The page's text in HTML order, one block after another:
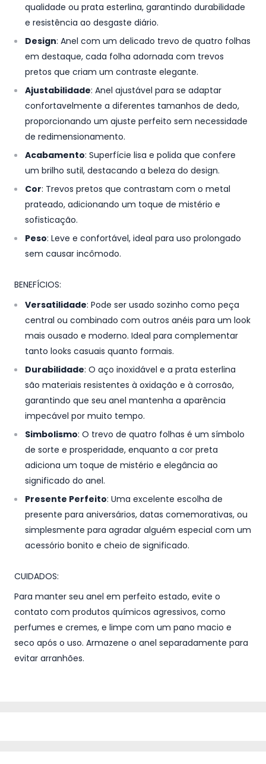
qualidade ou prata esterlina, garantindo durabilidade
e resistência ao desgaste diário.
Design: Anel com um delicado trevo de quatro folhas
em destaque, cada folha adornada com trevos
pretos que criam um contraste elegante.
Ajustabilidade: Anel ajustável para se adaptar
confortavelmente a diferentes tamanhos de dedo,
proporcionando um ajuste perfeito sem necessidade
de redimensionamento.
Acabamento: Superfície lisa e polida que confere
um brilho sutil, destacando a beleza do design.
Cor: Trevos pretos que contrastam com o metal
prateado, adicionando um toque de mistério e
sofisticação.
Peso: Leve e confortável, ideal para uso prolongado
sem causar incômodo.
BENEFÍCIOS:
Versatilidade: Pode ser usado sozinho como peça
central ou combinado com outros anéis para um look
mais ousado e moderno. Ideal para complementar
tanto looks casuais quanto formais.
Durabilidade: O aço inoxidável e a prata esterlina
são materiais resistentes à oxidação e à corrosão,
garantindo que seu anel mantenha a aparência
impecável por muito tempo.
Simbolismo: O trevo de quatro folhas é um símbolo
de sorte e prosperidade, enquanto a cor preta
adiciona um toque de mistério e elegância ao
significado do anel.
Presente Perfeito: Uma excelente escolha de
presente para aniversários, datas comemorativas, ou
simplesmente para agradar alguém especial com um
acessório bonito e cheio de significado.
CUIDADOS:
Para manter seu anel em perfeito estado, evite o
contato com produtos químicos agressivos, como
perfumes e cremes, e limpe com um pano macio e
seco após o uso. Armazene o anel separadamente para
evitar arranhões.